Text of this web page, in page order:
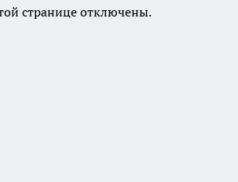
странице отключены.